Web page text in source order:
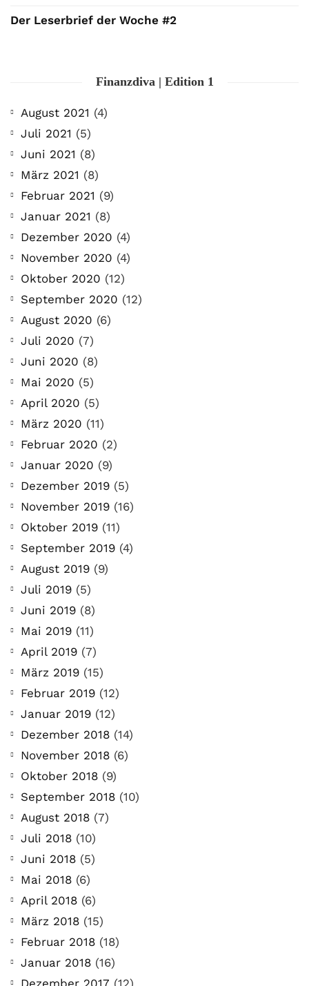
Der Leserbrief der Woche #2
Finanzdiva | Edition 1
August 2021 (4)
Juli 2021 (5)
Juni 2021 (8)
März 2021 (8)
Februar 2021 (9)
Januar 2021 (8)
Dezember 2020 (4)
November 2020 (4)
Oktober 2020 (12)
September 2020 (12)
August 2020 (6)
Juli 2020 (7)
Juni 2020 (8)
Mai 2020 (5)
April 2020 (5)
März 2020 (11)
Februar 2020 (2)
Januar 2020 (9)
Dezember 2019 (5)
November 2019 (16)
Oktober 2019 (11)
September 2019 (4)
August 2019 (9)
Juli 2019 (5)
Juni 2019 (8)
Mai 2019 (11)
April 2019 (7)
März 2019 (15)
Februar 2019 (12)
Januar 2019 (12)
Dezember 2018 (14)
November 2018 (6)
Oktober 2018 (9)
September 2018 (10)
August 2018 (7)
Juli 2018 (10)
Juni 2018 (5)
Mai 2018 (6)
April 2018 (6)
März 2018 (15)
Februar 2018 (18)
Januar 2018 (16)